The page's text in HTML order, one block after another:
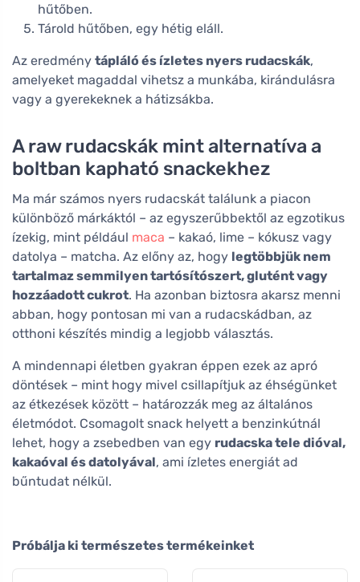
hűtőben.
Tárold hűtőben, egy hétig eláll.
Az eredmény tápláló és ízletes nyers rudacskák,
amelyeket magaddal vihetsz a munkába, kirándulásra
vagy a gyerekeknek a hátizsákba.
A raw rudacskák mint alternatíva a
boltban kapható snackekhez
Ma már számos nyers rudacskát találunk a piacon
különböző márkáktól – az egyszerűbbektől az egzotikus
ízekig, mint például maca – kakaó, lime – kókusz vagy
datolya – matcha. Az előny az, hogy legtöbbjük nem
tartalmaz semmilyen tartósítószert, glutént vagy
hozzáadott cukrot. Ha azonban biztosra akarsz menni
abban, hogy pontosan mi van a rudacskádban, az
otthoni készítés mindig a legjobb választás.
A mindennapi életben gyakran éppen ezek az apró
döntések – mint hogy mivel csillapítjuk az éhségünket
az étkezések között – határozzák meg az általános
életmódot. Csomagolt snack helyett a benzinkútnál
lehet, hogy a zsebedben van egy rudacska tele dióval,
kakaóval és datolyával, ami ízletes energiát ad
bűntudat nélkül.
Próbálja ki természetes termékeinket